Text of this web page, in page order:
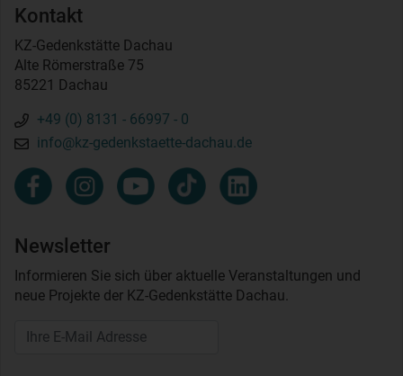
Kontakt
KZ-Gedenkstätte Dachau
Alte Römerstraße 75
85221 Dachau
+49 (0) 8131 - 66997 - 0
info@kz-gedenkstaette-dachau.de
Newsletter
Informieren Sie sich über aktuelle Veranstaltungen und
neue Projekte der KZ-Gedenkstätte Dachau.